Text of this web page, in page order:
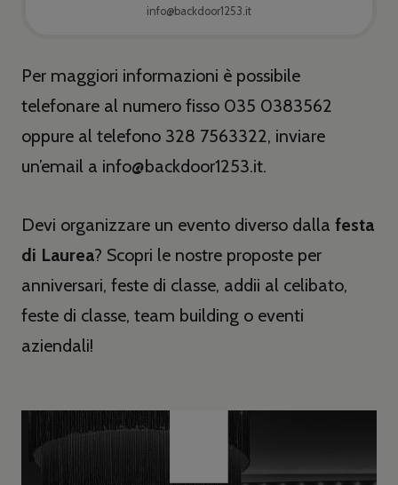
info@backdoor1253.it
Per maggiori informazioni è possibile
telefonare al numero fisso 035 0383562
oppure al telefono 328 7563322, inviare
un’email a info@backdoor1253.it.
Devi organizzare un evento diverso dalla festa
di Laurea? Scopri le nostre proposte per
anniversari, feste di classe, addii al celibato,
feste di classe, team building o eventi
aziendali!